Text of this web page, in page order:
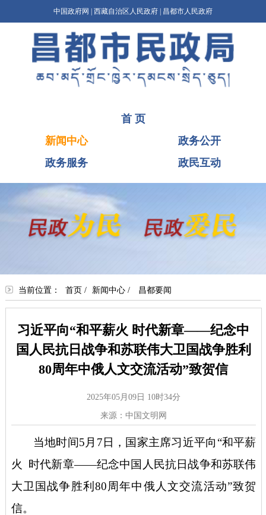
中国政府网 西藏自治区人民政府 昌都市人民政府
首 页
新闻中心
政务公开
政务服务
政民互动
当前位置： 首页 / 新闻中心/ 昌都要闻
习近平向“和平薪火 时代新章——纪念中
国人民抗日战争和苏联伟大卫国战争胜利
80周年中俄人文交流活动”致贺信
2025年05月09日 10时34分
来源：中国文明网
当地时间5月7日，国家主席习近平向“和平薪
火 时代新章——纪念中国人民抗日战争和苏联伟
大卫国战争胜利80周年中俄人文交流活动”致贺
信。